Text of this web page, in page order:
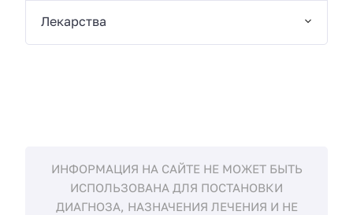
Лекарства
ИНФОРМАЦИЯ НА САЙТЕ НЕ МОЖЕТ БЫТЬ
ИСПОЛЬЗОВАНА ДЛЯ ПОСТАНОВКИ
ДИАГНОЗА, НАЗНАЧЕНИЯ ЛЕЧЕНИЯ И НЕ